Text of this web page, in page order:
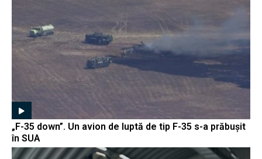
„F-35 down”. Un avion de luptă de tip F-35 s-a prăbușit
în SUA